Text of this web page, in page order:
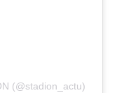
(@stadion_actu)